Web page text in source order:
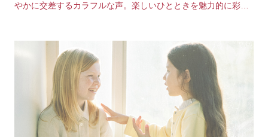
やかに交差するカラフルな声。楽しいひとときを魅力的に彩る